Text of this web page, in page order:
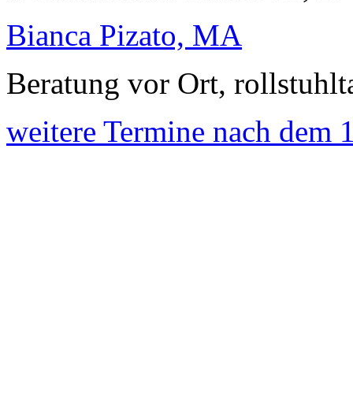
Bianca Pizato, MA
Beratung vor Ort,
weitere Termine nach dem